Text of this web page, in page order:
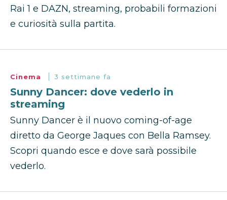
Rai 1 e DAZN, streaming, probabili formazioni
e curiosità sulla partita.
Cinema 3 settimane fa
Sunny Dancer: dove vederlo in
streaming
Sunny Dancer è il nuovo coming-of-age
diretto da George Jaques con Bella Ramsey.
Scopri quando esce e dove sarà possibile
vederlo.